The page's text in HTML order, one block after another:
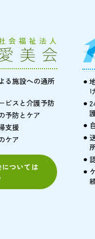
る施設への通所
ビスと介護予防
予防とケア
支援
ケア
ついては